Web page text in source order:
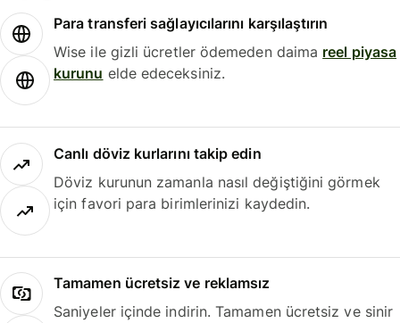
Para transferi sağlayıcılarını karşılaştırın
Wise ile gizli ücretler ödemeden daima reel piyasa
kurunu elde edeceksiniz.
Canlı döviz kurlarını takip edin
Döviz kurunun zamanla nasıl değiştiğini görmek
için favori para birimlerinizi kaydedin.
Tamamen ücretsiz ve reklamsız
Saniyeler içinde indirin. Tamamen ücretsiz ve sinir